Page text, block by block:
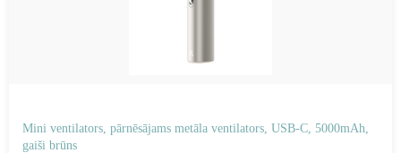
Mini ventilators, pārnēsājams metāla ventilators, USB-C, 5000mAh,
gaiši brūns